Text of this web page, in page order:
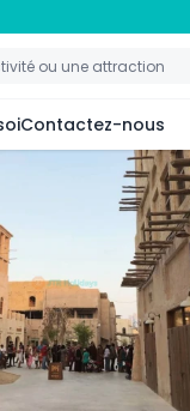
Contactez-nous